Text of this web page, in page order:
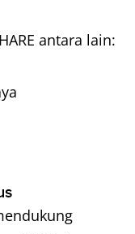
antara lain: